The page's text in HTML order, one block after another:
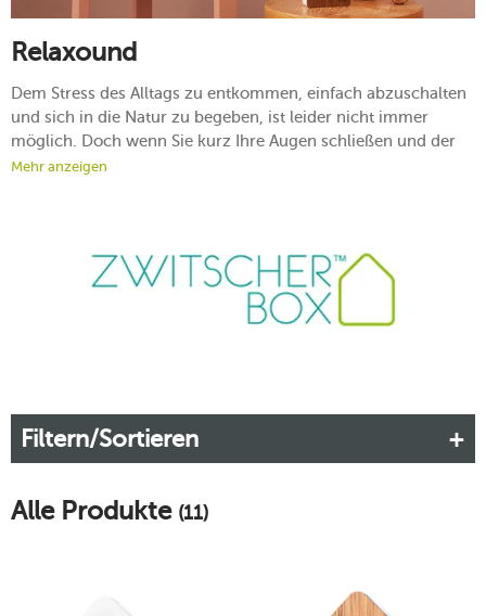
Relaxound
Dem Stress des Alltags zu entkommen, einfach abzuschalten
und sich in die Natur zu begeben, ist leider nicht immer
möglich. Doch wenn Sie kurz Ihre Augen schließen und der
Relaxound Zwitscherbox™ lauschen, werden Sie für kurze
in der Natur zu sein. Hören Sie es bereits zwitschern?
Mehr erfahren!
Mehr anzeigen
Filtern/Sortieren
Alle Produkte (11)